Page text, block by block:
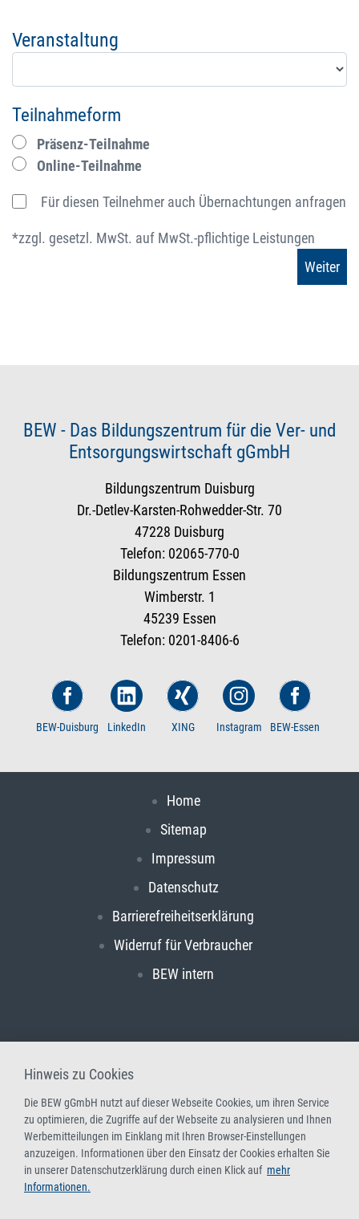
Veranstaltung
Teilnahmeform
Präsenz-Teilnahme
Online-Teilnahme
Für diesen Teilnehmer auch Übernachtungen anfragen
*zzgl. gesetzl. MwSt. auf MwSt.-pflichtige Leistungen
BEW - Das Bildungszentrum für die Ver- und
Entsorgungswirtschaft gGmbH
Bildungszentrum Duisburg
Dr.-Detlev-Karsten-Rohwedder-Str. 70
47228 Duisburg
Telefon: 02065-770-0
Bildungszentrum Essen
Wimberstr. 1
45239 Essen
Telefon: 0201-8406-6
BEW-Duisburg LinkedIn XING Instagram BEW-Essen
Home
Sitemap
Impressum
Datenschutz
Barrierefreiheitserklärung
Widerruf für Verbraucher
BEW intern
Hinweis zu Cookies
Die BEW gGmbH nutzt auf dieser Webseite Cookies, um ihren Service
zu optimieren, die Zugriffe auf der Webseite zu analysieren und Ihnen
Werbemitteilungen im Einklang mit Ihren Browser-Einstellungen
anzuzeigen. Informationen über den Einsatz der Cookies erhalten Sie
in unserer Datenschutzerklärung durch einen Klick auf mehr
Informationen.